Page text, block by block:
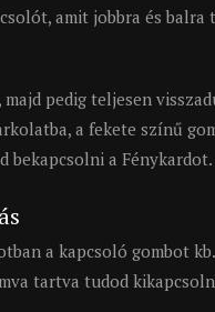
amit jobbra és
pedig teljesen
a fekete színű
bekapcsolni a Fénykardot.
a kapcsoló gombot
tartva tudod